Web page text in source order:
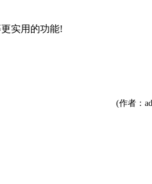
实用的功能!
(作者：